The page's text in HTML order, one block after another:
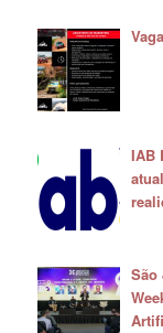
IAB
São